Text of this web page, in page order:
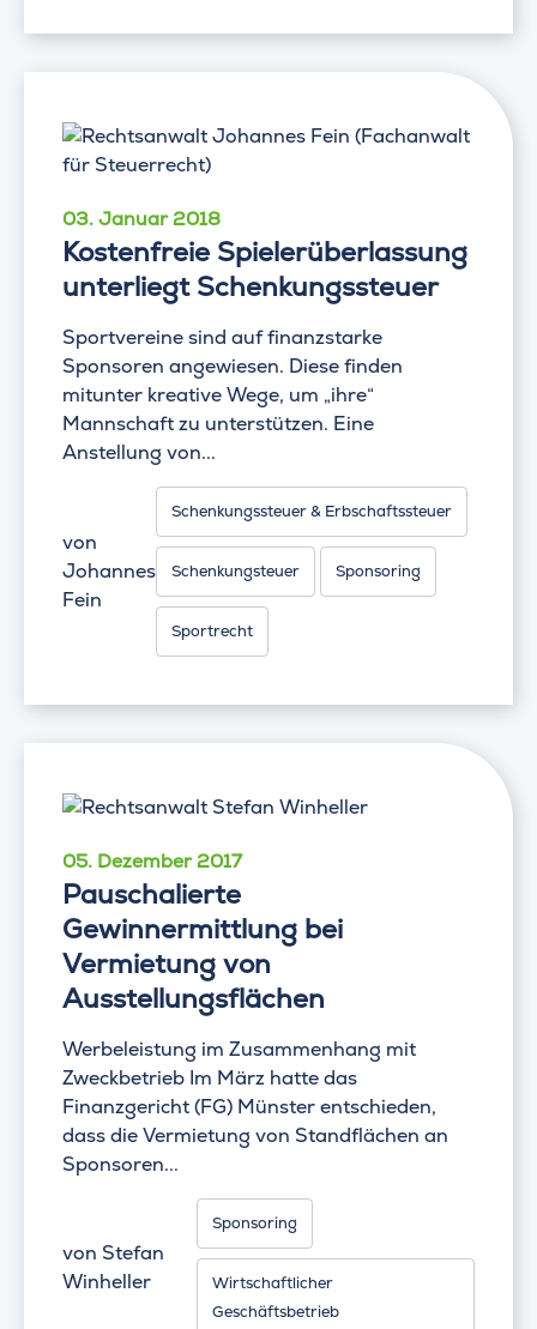
03. Januar 2018
Kostenfreie Spielerüberlassung
unterliegt Schenkungssteuer
Sportvereine sind auf finanzstarke
Sponsoren angewiesen. Diese finden
mitunter kreative Wege, um „ihre“
Mannschaft zu unterstützen. Eine
Anstellung von...
von
Johannes
Fein
Schenkungssteuer & Erbschaftssteuer
Schenkungsteuer Sponsoring
Sportrecht
05. Dezember 2017
Pauschalierte
Gewinnermittlung bei
Vermietung von
Ausstellungsflächen
Werbeleistung im Zusammenhang mit
Zweckbetrieb Im März hatte das
Finanzgericht (FG) Münster entschieden,
dass die Vermietung von Standflächen an
Sponsoren...
von Stefan
Winheller
Sponsoring
Wirtschaftlicher
Geschäftsbetrieb